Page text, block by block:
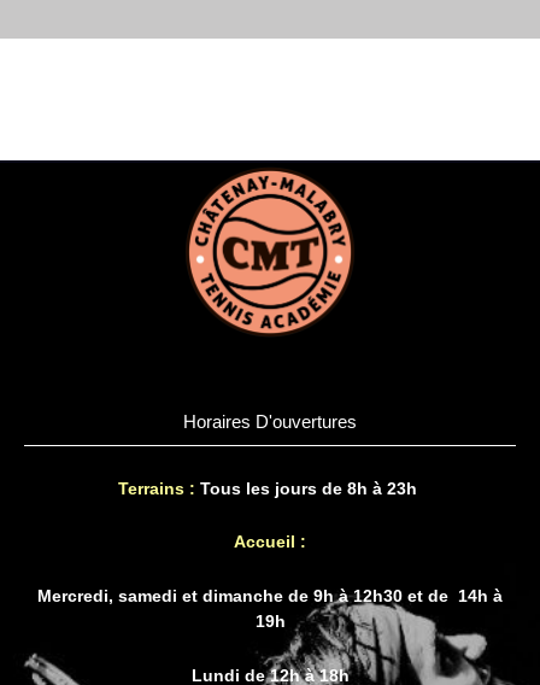
Horaires D'ouvertures
Terrains : Tous les jours de 8h à 23h
Accueil :
Mercredi, samedi et dimanche de 9h à 12h30 et de 14h à
19h
Lundi de 12h à 18h